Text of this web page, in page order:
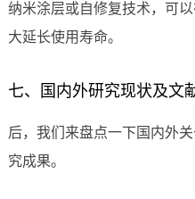
纳米涂层或自修复技术，可
大延长使用寿命。
七、国内外研究现状及文
后，我们来盘点一下国内外
究成果。